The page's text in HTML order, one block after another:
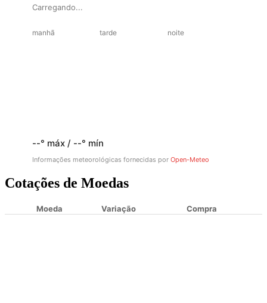
Carregando...
manhã tarde noite
--° máx / --° mín
Informações meteorológicas fornecidas por Open-Meteo
Cotações de Moedas
Moeda Variação Compra